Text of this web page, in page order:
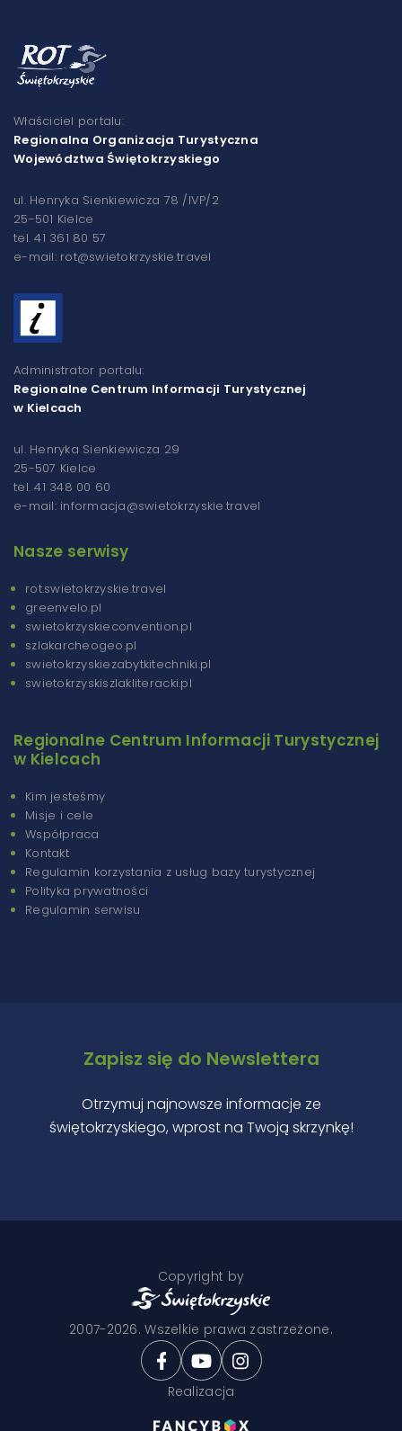
Właściciel portalu:
Regionalna Organizacja Turystyczna
Województwa Świętokrzyskiego
ul. Henryka Sienkiewicza 78 /IVP/2
25-501 Kielce
tel. 41 361 80 57
e-mail: rot@swietokrzyskie.travel
Administrator portalu:
Regionalne Centrum Informacji Turystycznej
w Kielcach
ul. Henryka Sienkiewicza 29
25-507 Kielce
tel. 41 348 00 60
e-mail: informacja@swietokrzyskie.travel
Nasze serwisy
rot.swietokrzyskie.travel
greenvelo.pl
swietokrzyskieconvention.pl
szlakarcheogeo.pl
swietokrzyskiezabytkitechniki.pl
swietokrzyskiszlakliteracki.pl
Regionalne Centrum Informacji Turystycznej
w Kielcach
Kim jesteśmy
Misje i cele
Współpraca
Kontakt
Regulamin korzystania z usług bazy turystycznej
Polityka prywatności
Regulamin serwisu
Zapisz się do Newslettera
Otrzymuj najnowsze informacje ze
świętokrzyskiego, wprost na Twoją skrzynkę!
Copyright by
2007-2026. Wszelkie prawa zastrzeżone.
Realizacja